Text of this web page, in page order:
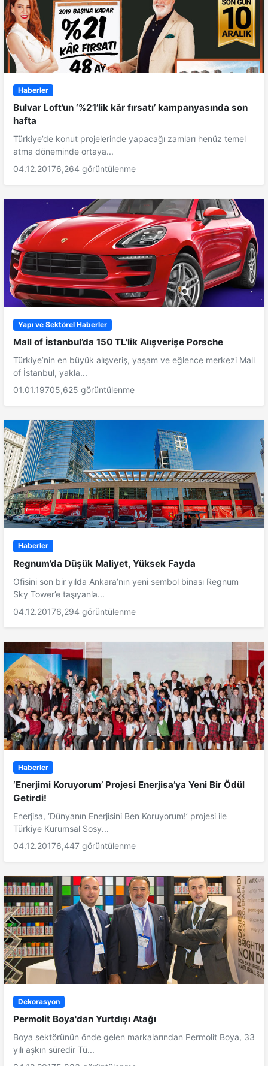
Haberler
Bulvar Loft’un ‘%21’lik kâr fırsatı’ kampanyasında son
hafta
Türkiye’de konut projelerinde yapacağı zamları henüz temel
atma döneminde ortaya...
04.12.20176,264 görüntülenme
Yapı ve Sektörel Haberler
Mall of İstanbul’da 150 TL'lik Alışverişe Porsche
Türkiye’nin en büyük alışveriş, yaşam ve eğlence merkezi Mall
of İstanbul, yakla...
01.01.19705,625 görüntülenme
Haberler
Regnum’da Düşük Maliyet, Yüksek Fayda
Ofisini son bir yılda Ankara’nın yeni sembol binası Regnum
Sky Tower’e taşıyanla...
04.12.20176,294 görüntülenme
Haberler
‘Enerjimi Koruyorum’ Projesi Enerjisa’ya Yeni Bir Ödül
Getirdi!
Enerjisa, ‘Dünyanın Enerjisini Ben Koruyorum!’ projesi ile
Türkiye Kurumsal Sosy...
04.12.20176,447 görüntülenme
Dekorasyon
Permolit Boya'dan Yurtdışı Atağı
Boya sektörünün önde gelen markalarından Permolit Boya, 33
yılı aşkın süredir Tü...